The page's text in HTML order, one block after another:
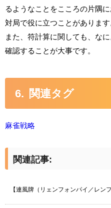
るようなことをこころの片隅
対局で役に立つことがあります
また、符計算に関しても、な
確認することが大事です。
関連タグ
麻雀戦略
関連記事:
【連風牌（リェンフォンパイ／レン